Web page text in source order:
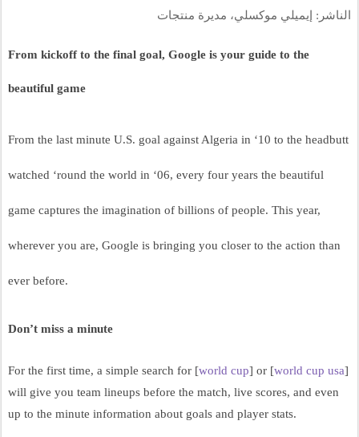
الناشر: إيميلي موكسلي، مديرة منتجات
From kickoff to the final goal, Google is your guide to the
beautiful game
From the last minute U.S. goal against Algeria in ‘10 to the headbutt
watched ‘round the world in ‘06, every four years the beautiful
game captures the imagination of billions of people. This year,
wherever you are, Google is bringing you closer to the action than
ever before.
Don’t miss a minute
For the first time, a simple search for [world cup] or [world cup usa]
will give you team lineups before the match, live scores, and even
up to the minute information about goals and player stats.